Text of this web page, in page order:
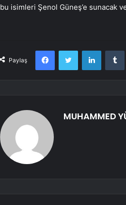
bu isimleri Şenol Güneş’e sunacak
Paylaş
FacebookTwitter LinkedIn
MUHAMMED